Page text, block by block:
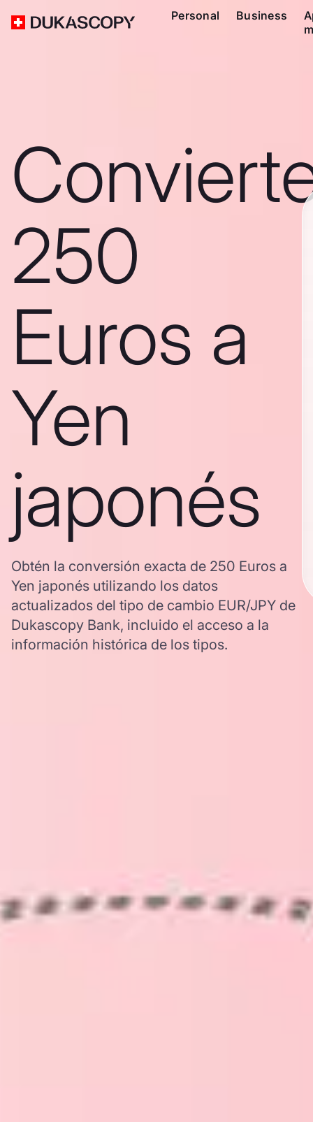
Personal Business
250
Euros a
Yen
japonés
Obtén la conversión exacta de 250 Euros a
Yen japonés utilizando los datos
actualizados del tipo de cambio EUR/JPY de
Dukascopy Bank, incluido el acceso a la
información histórica de los tipos.